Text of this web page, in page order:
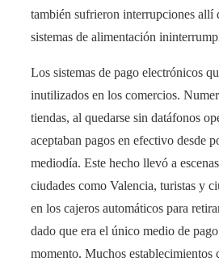
también sufrieron interrupciones allí
sistemas de alimentación
Los sistemas de pago electrónicos
inutilizados en los comercios.
tiendas, al quedarse sin datáfonos
aceptaban pagos en efectivo desde
mediodía​. Este hecho llevó a
ciudades como Valencia, turistas y
en los cajeros automáticos para
dado que era el único medio de
momento. Muchos establecimientos